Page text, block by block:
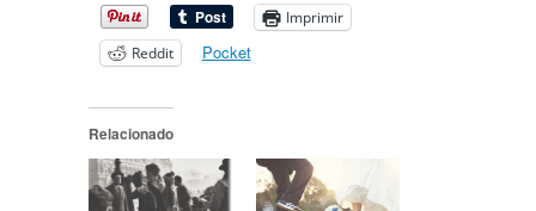
Imprimir
Reddit
Pocket
Relacionado